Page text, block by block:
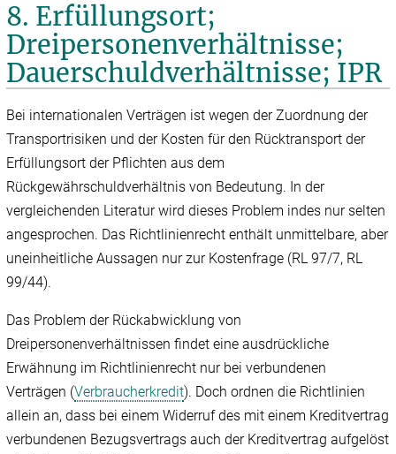
8. Erfüllungsort;
Dreipersonenverhältnisse;
Dauerschuldverhältnisse; IPR
Bei internationalen Verträgen ist wegen der Zuordnung der
Transportrisiken und der Kosten für den Rücktransport der
Erfüllungsort der Pflichten aus dem
Rückgewährschuldverhältnis von Bedeutung. In der
vergleichenden Literatur wird dieses Problem indes nur selten
angesprochen. Das Richtlinienrecht enthält unmittelbare, aber
uneinheitliche Aussagen nur zur Kostenfrage (RL 97/‌7, RL
99/‌44).
Das Problem der Rückabwicklung von
Dreipersonenverhältnissen findet eine ausdrückliche
Erwähnung im Richtlinienrecht nur bei verbundenen
Verträgen (Verbraucherkredit). Doch ordnen die Richtlinien
allein an, dass bei einem Widerruf des mit einem Kreditvertrag
verbundenen Bezugsvertrags auch der Kreditvertrag aufgelöst